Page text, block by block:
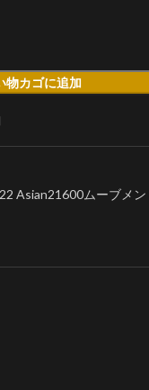
物カゴに追加
Asian21600ムーブメン